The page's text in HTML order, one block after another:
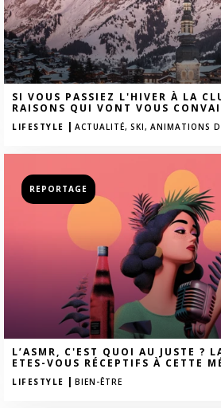
SI VOUS PASSIEZ L'HIVER À LA
RAISONS QUI VONT VOUS
LIFESTYLE | ACTUALITÉ, SKI, ANIMATIONS
L’ASMR, C'EST QUOI AU JUSTE ?
ETES-VOUS RÉCEPTIFS À CETTE
LIFESTYLE | BIEN-ÊTRE
REPORTAGE